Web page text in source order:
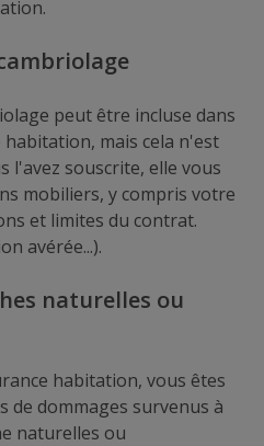
peut être incluse dans
mais cela n'est
l'avez souscrite, elle vous
mobiliers, y compris votre
et limites du contrat.
avérée...).
naturelles ou
habitation, vous êtes
de dommages survenus à
naturelles ou